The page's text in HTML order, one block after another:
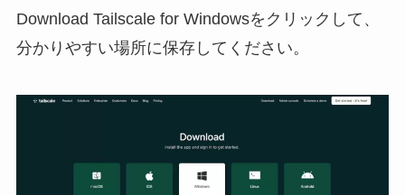
Download Tailscale for Windowsをクリックして、
分かりやすい場所に保存してください。